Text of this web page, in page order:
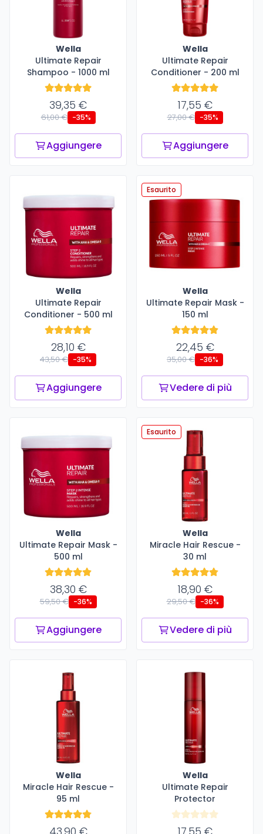
Wella
Ultimate Repair
Shampoo - 1000 ml
39,35 €
61,00 € -35%
Aggiungere
Wella
Ultimate Repair
Conditioner - 200 ml
17,55 €
27,00 € -35%
Aggiungere
Wella
Ultimate Repair
Conditioner - 500 ml
28,10 €
43,50 € -35%
Aggiungere
Esaurito
Wella
Ultimate Repair Mask -
150 ml
22,45 €
35,00 € -36%
Vedere di più
Wella
Ultimate Repair Mask -
500 ml
38,30 €
59,50 € -36%
Aggiungere
Esaurito
Wella
Miracle Hair Rescue -
30 ml
18,90 €
29,50 € -36%
Vedere di più
Wella
Miracle Hair Rescue -
95 ml
Wella
Ultimate Repair
Protector